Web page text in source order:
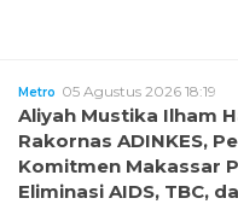
Metro 05 Agustus 2026 18:19
Aliyah Mustika Ilham
Rakornas ADINKES,
Komitmen Makassar
Eliminasi AIDS, TBC,